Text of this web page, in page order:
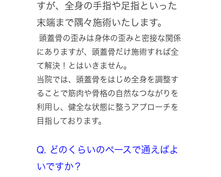
すが、全身の手指や足指といった
末端まで隅々施術いたします。
頭蓋骨の歪みは身体の歪みと密接な関係
にありますが、頭蓋骨だけ施術すれば全
て解決！とはいきません。
当院では、頭蓋骨をはじめ全身を調整す
ることで筋肉や骨格の自然なつながりを
利用し、健全な状態に整うアプローチを
目指しております。
Q. どのくらいのペースで通えばよ
いですか？